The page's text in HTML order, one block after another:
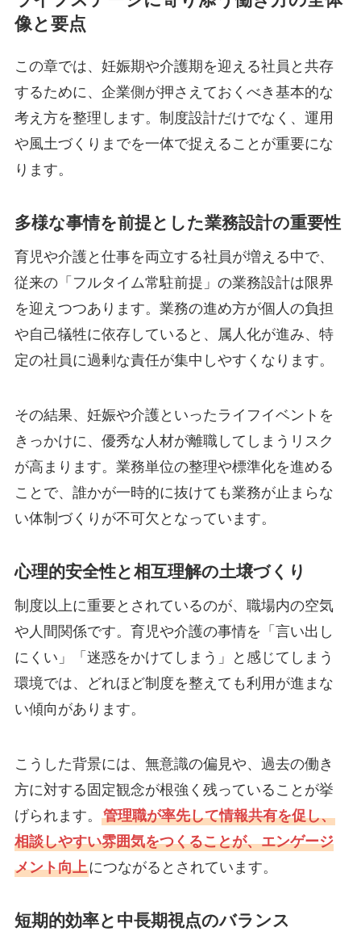
像と要点
この章では、妊娠期や介護期を迎える社員と共存
するために、企業側が押さえておくべき基本的な
考え方を整理します。制度設計だけでなく、運用
や風土づくりまでを一体で捉えることが重要にな
ります。
多様な事情を前提とした業務設計の重要性
育児や介護と仕事を両立する社員が増える中で、
従来の「フルタイム常駐前提」の業務設計は限界
を迎えつつあります。業務の進め方が個人の負担
や自己犠牲に依存していると、属人化が進み、特
定の社員に過剰な責任が集中しやすくなります。
その結果、妊娠や介護といったライフイベントを
きっかけに、優秀な人材が離職してしまうリスク
が高まります。業務単位の整理や標準化を進める
ことで、誰かが一時的に抜けても業務が止まらな
い体制づくりが不可欠となっています。
心理的安全性と相互理解の土壌づくり
制度以上に重要とされているのが、職場内の空気
や人間関係です。育児や介護の事情を「言い出し
にくい」「迷惑をかけてしまう」と感じてしまう
環境では、どれほど制度を整えても利用が進まな
い傾向があります。
こうした背景には、無意識の偏見や、過去の働き
方に対する固定観念が根強く残っていることが挙
げられます。 管理職が率先して情報共有を促し、
相談しやすい雰囲気をつくることが、エンゲージ
メント向上につながるとされています。
短期的効率と中長期視点のバランス